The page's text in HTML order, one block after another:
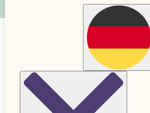
Näringsrik mat för barn –
nolltid
20 Oct. 2022 Uppdaterad: 24 Nov. 2022